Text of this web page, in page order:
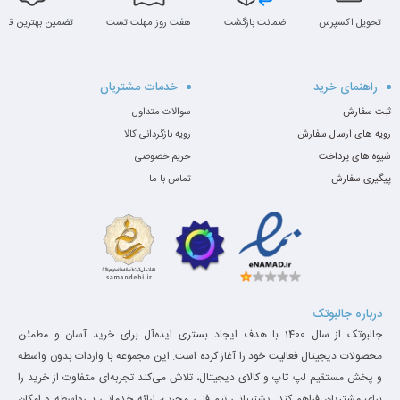
تصویر یا ویدیو فراهم می‌کند.
حافظه 512GB SSD است. کارت گرافیک Radeon Pro
5300M با 4GB GDDR6 قدرتی عالی را برای اجرای
Resolve، After Effectsو سایر ابزارهای حرفه‌ای مهیا
تحویل اکسپرس ضمانت بازگشت هفت روز مهلت تست تضمین بهترین
راهنمای خرید
ثبت سفارش
رویه های ارسال سفارش
شیوه های پرداخت
پیگیری سفارش
خدمات مشتریان
سوالات متداول
رویه بازگردانی کالا
حریم خصوصی
تماس با ما
درباره جالبوتک
جالبوتک از سال 1400 با هدف ایجاد بستری ایده‌آل برای خرید آسان و مطمئن
محصولات دیجیتال فعالیت خود را آغاز کرده است. این مجموعه با واردات بدون واسطه
و پخش مستقیم لپ تاپ و کالای دیجیتال، تلاش می‌کند تجربه‌ای متفاوت از خرید را